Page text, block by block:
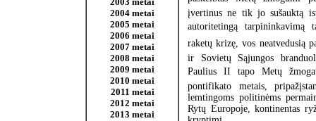
2004 metai
2005 metai
2006 metai
2007 metai
2008 metai
2009 metai
2010 metai
2011 metai
2012 metai
2013 metai
įvertinus ne tik jo sušauktą
autoritetingą tarpininkavimą
raketų krizę, vos neatvedusią
ir Sovietų Sąjungos
Paulius II tapo Metų
pontifikato metais,
lemtingoms politinėms
Rytų Europoje, kontinentas